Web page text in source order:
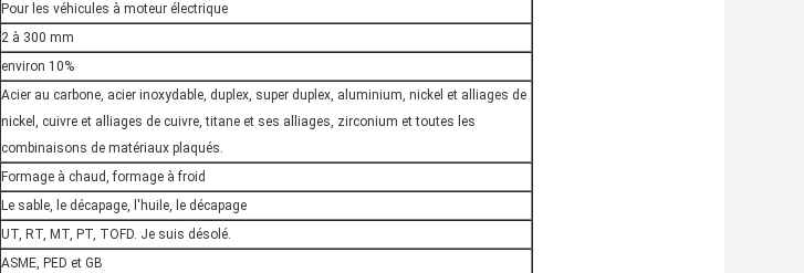
Pour les véhicules à moteur électrique
2 à 300 mm
environ 10%
Acier au carbone, acier inoxydable, duplex, super duplex, aluminium, nickel et alliages de
nickel, cuivre et alliages de cuivre, titane et ses alliages, zirconium et toutes les
combinaisons de matériaux plaqués.
Formage à chaud, formage à froid
Le sable, le décapage, l'huile, le décapage
UT, RT, MT, PT, TOFD. Je suis désolé.
ASME, PED et GB